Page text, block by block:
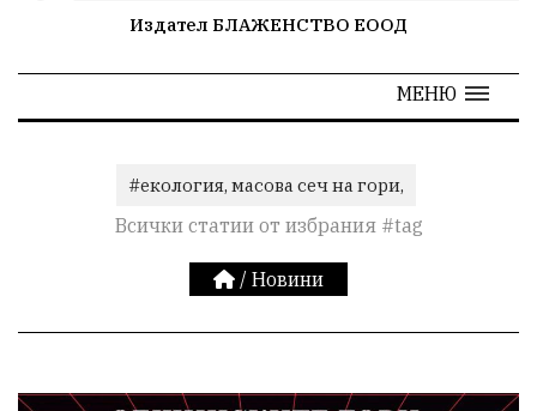
Издател БЛАЖЕНСТВО ЕООД
МЕНЮ
#екология, масова сеч на гори,
Всички статии от избрания #tag
/ Новини